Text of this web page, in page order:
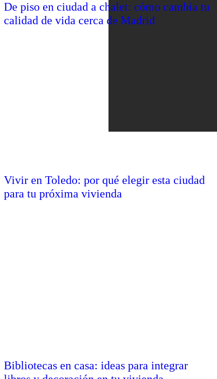
De piso en ciudad a chalet: cómo cambia tu
calidad de vida cerca de Madrid
Vivir en Toledo: por qué elegir esta ciudad
para tu próxima vivienda
Bibliotecas en casa: ideas para integrar